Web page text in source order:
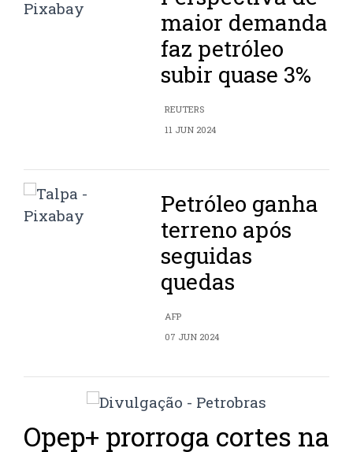
maior demanda
faz petróleo
subir quase 3%
REUTERS
11 JUN 2024
Petróleo ganha
terreno após
seguidas
quedas
AFP
07 JUN 2024
Opep+ prorroga cortes na